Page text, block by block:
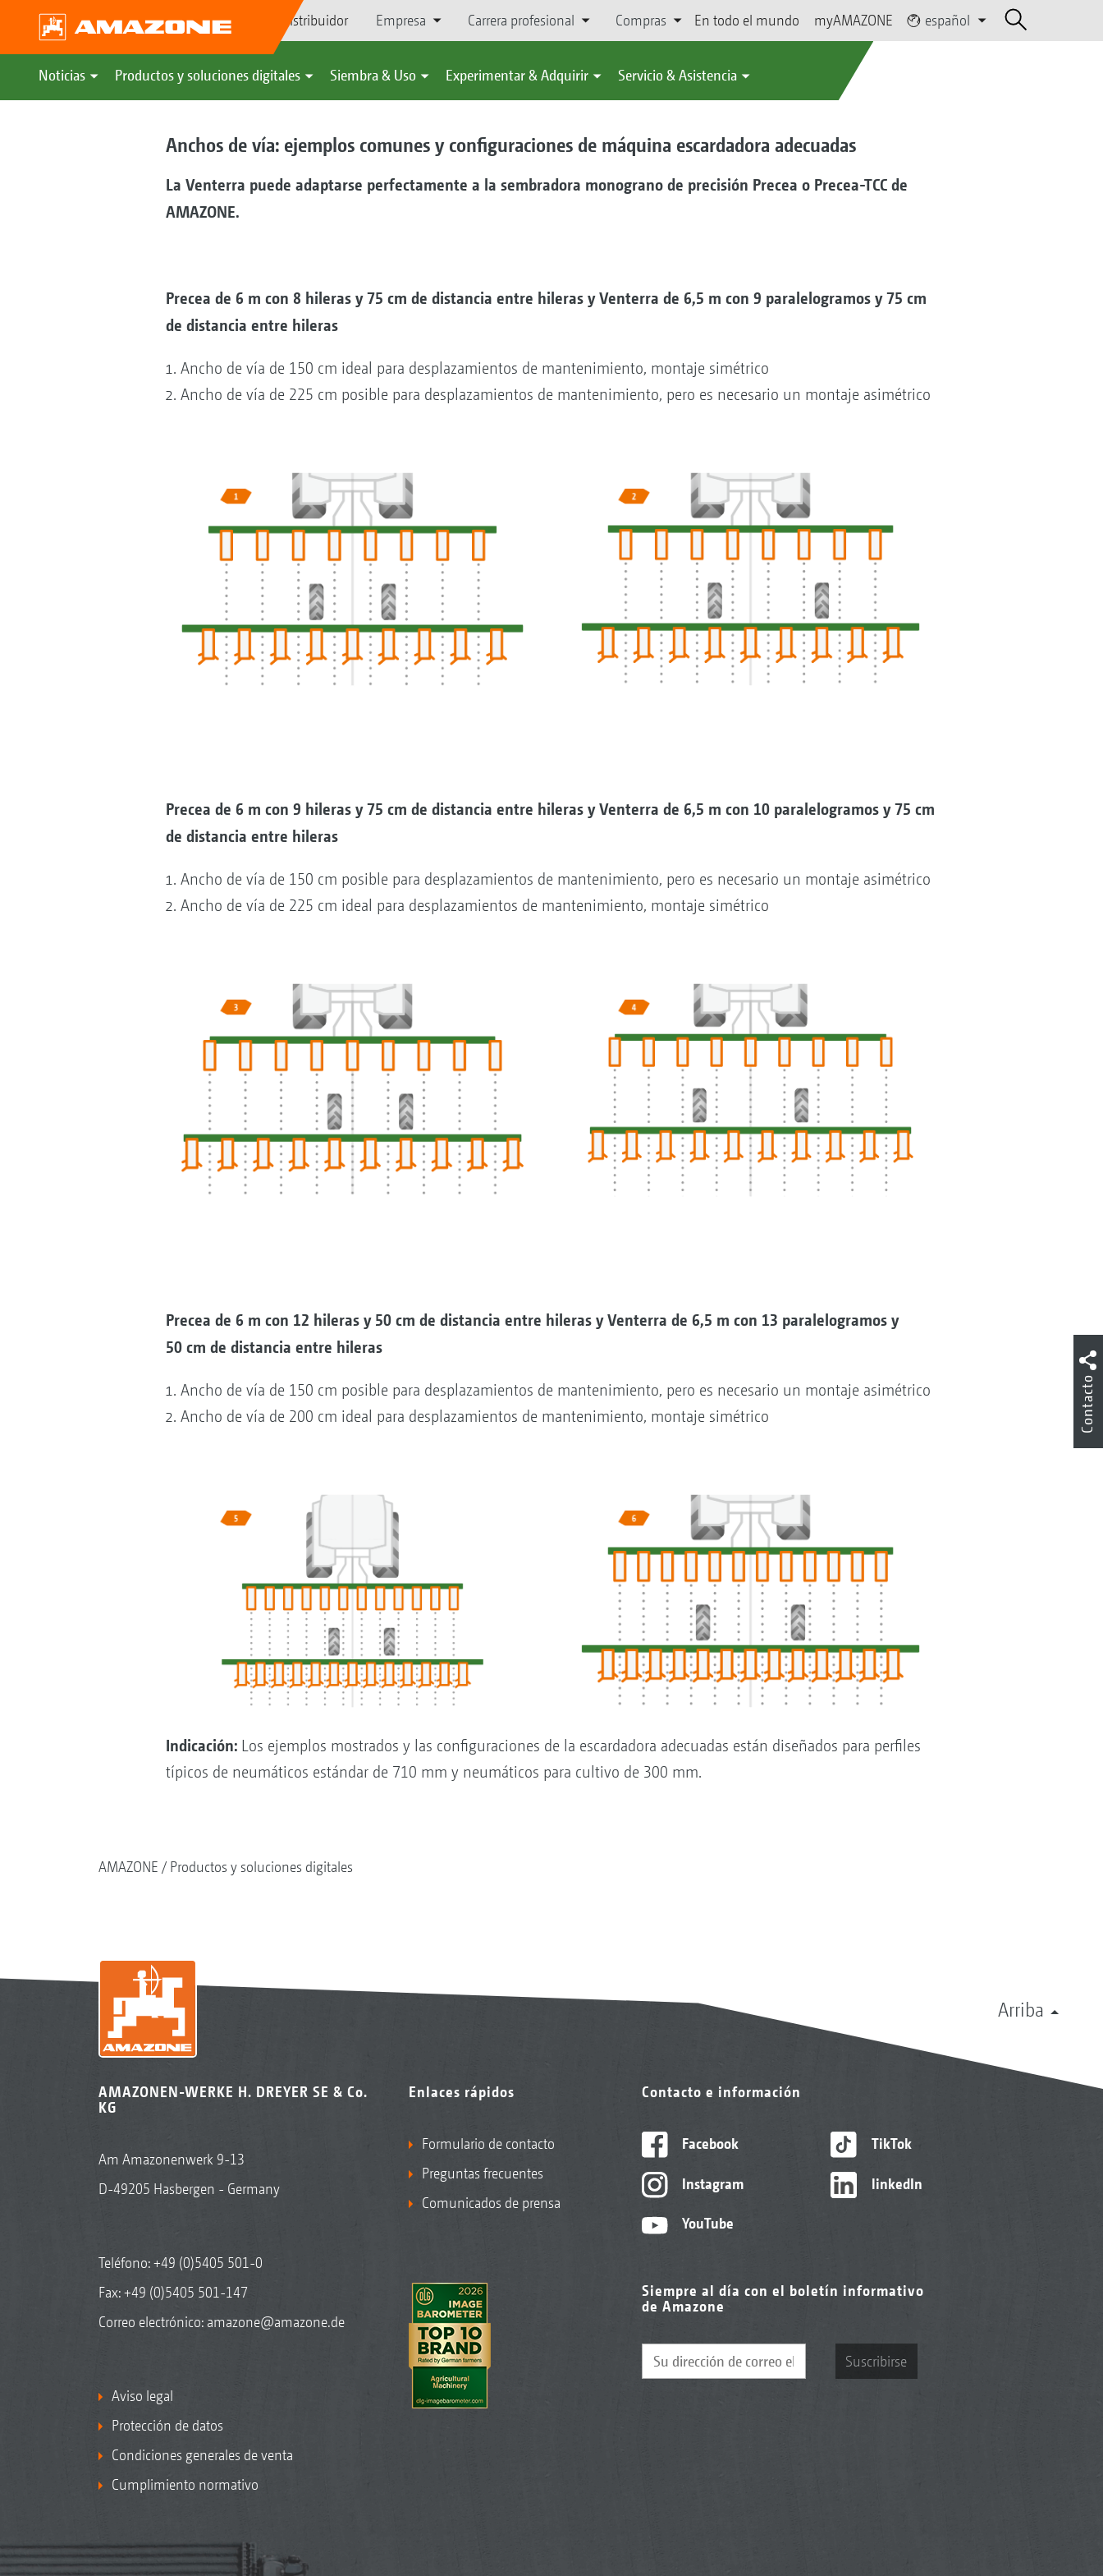
Búsqueda de distribuidor Empresa Carrera profesional Compras En todo el mundo myAMAZONE español
Noticias Productos y soluciones digitales Siembra & Uso Experimentar & Adquirir Servicio & Asistencia
Anchos de vía: ejemplos comunes y configuraciones de máquina escardadora adecuadas
La Venterra puede adaptarse perfectamente a la sembradora monograno de precisión Precea o Precea-TCC de
AMAZONE.
Precea de 6 m con 8 hileras y 75 cm de distancia entre hileras y Venterra de 6,5 m con 9 paralelogramos y 75 cm
de distancia entre hileras
Ancho de vía de 150 cm ideal para desplazamientos de mantenimiento, montaje simétrico
Ancho de vía de 225 cm posible para desplazamientos de mantenimiento, pero es necesario un montaje asimétrico
Precea de 6 m con 9 hileras y 75 cm de distancia entre hileras y Venterra de 6,5 m con 10 paralelogramos y 75 cm
de distancia entre hileras
Ancho de vía de 150 cm posible para desplazamientos de mantenimiento, pero es necesario un montaje asimétrico
Ancho de vía de 225 cm ideal para desplazamientos de mantenimiento, montaje simétrico
Precea de 6 m con 12 hileras y 50 cm de distancia entre hileras y Venterra de 6,5 m con 13 paralelogramos y
50 cm de distancia entre hileras
Ancho de vía de 150 cm posible para desplazamientos de mantenimiento, pero es necesario un montaje asimétrico
Ancho de vía de 200 cm ideal para desplazamientos de mantenimiento, montaje simétrico
Indicación:Los ejemplos mostrados y las configuraciones de la escardadora adecuadas están diseñados para perfiles
típicos de neumáticos estándar de 710 mm y neumáticos para cultivo de 300 mm.
AMAZONE Productos y soluciones digitales
Arriba
AMAZONEN-WERKE H. DREYER SE & Co.
KG
Am Amazonenwerk 9-13
D-49205 Hasbergen - Germany
Teléfono:+49 (0)5405 501-0
Fax: +49 (0)5405 501-147
Correo electrónico: amazone@amazone.de
Aviso legal
Protección de datos
Condiciones generales de venta
Cumplimiento normativo
Enlaces rápidos
Formulario de contacto
Preguntas frecuentes
Comunicados de prensa
Contacto e información
Facebook
Instagram
YouTube
TikTok
linkedIn
Siempre al día con el boletín informativo
de Amazone
Suscribirse
Contacto